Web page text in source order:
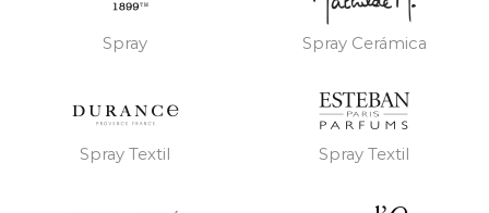
Spray Spray Cerámica
Spray Textil Spray Textil